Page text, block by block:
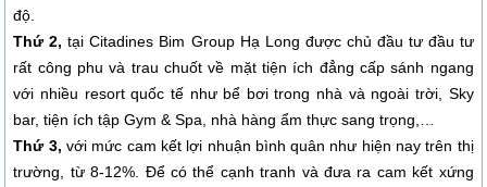
độ.
Thứ 2, tại Citadines Bim Group Hạ Long được chủ đầu tư đầu tư
rất công phu và trau chuốt về mặt tiện ích đẳng cấp sánh ngang
với nhiều resort quốc tế như bể bơi trong nhà và ngoài trời, Sky
bar, tiện ích tập Gym & Spa, nhà hàng ẩm thực sang trọng,…
Thứ 3, với mức cam kết lợi nhuận bình quân như hiện nay trên thị
trường, từ 8-12%. Để có thể cạnh tranh và đưa ra cam kết xứng